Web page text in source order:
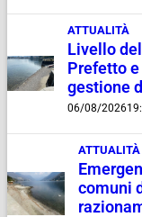
ATTUALITÀ
Livello
Prefetto
gestione
06/08/2026
ATTUALITÀ
comuni